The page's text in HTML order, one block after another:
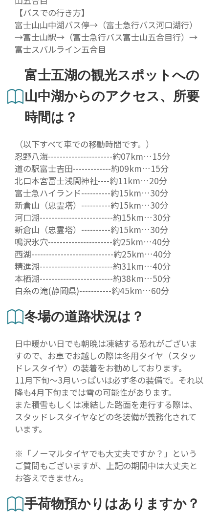
【バスでの行き方】
富士山山中湖バス停→（富士急行バス河口湖行）
→富士山駅→（富士急行バス富士山五合目行）→
富士スバルライン五合目
富士五湖の観光スポットへの
山中湖からのアクセス、所要
時間は？
（以下すべて車での移動時間です。）
忍野八海----------------------約07km…15分
道の駅富士吉田-------------約09km…15分
北口本宮冨士浅間神社----約11km…20分
富士急ハイランド----------約15km…30分
新倉山（忠霊塔）----------約15km…30分
河口湖-------------------------約15km…30分
新倉山（忠霊塔）----------約15km…30分
鳴沢氷穴----------------------約25km…40分
西湖----------------------------約25km…40分
精進湖-------------------------約31km…40分
本栖湖-------------------------約38km…50分
白糸の滝(静岡県)-----------約45km…60分
冬場の道路状況は？
日中暖かい日でも朝晩は凍結する恐れがございま
すので、お車でお越しの際は冬用タイヤ（スタッ
ドレスタイヤ）の装着をお勧めしております。
11月下旬〜3月いっぱいは必ず冬の装備で。それ以
降も4月下旬までは雪の可能性があります。
また積雪もしくは凍結した路面を走行する際は、
スタッドレスタイヤなどの冬装備が義務化されて
います。
※「ノーマルタイヤでも大丈夫ですか？」という
ご質問もございますが、上記の期間中は大丈夫と
お答えできません。
手荷物預かりはありますか？